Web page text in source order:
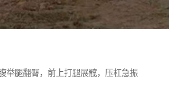
举腿翻臀，前上打腿展髋，压杠急振